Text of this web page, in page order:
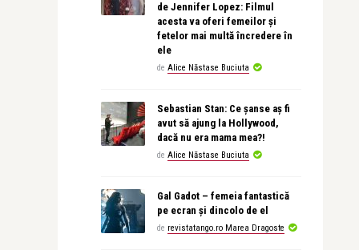
de Jennifer Lopez: Filmul
acesta va oferi femeilor și
fetelor mai multă încredere în
ele
de Alice Năstase Buciuta
Sebastian Stan: Ce șanse aș fi
avut să ajung la Hollywood,
dacă nu era mama mea?!
de Alice Năstase Buciuta
Gal Gadot – femeia fantastică
pe ecran și dincolo de el
de revistatango.ro Marea Dragoste